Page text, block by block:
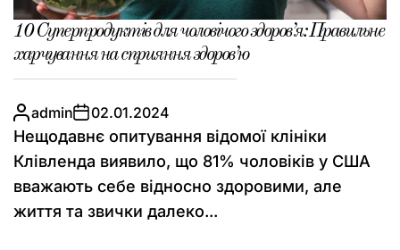
10 Суперпродуктів для чоловічого здоров’я: Правильне
харчування на сприяння здоров’ю
admin 02.01.2024
Нещодавнє опитування відомої клініки
Клівленда виявило, що 81% чоловіків у США
вважають себе відносно здоровими, але
життя та звички далеко...